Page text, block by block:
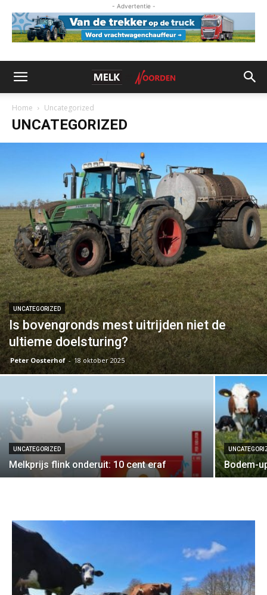
- Advertentie -
Home Uncategorized
UNCATEGORIZED
UNCATEGORIZED
Is bovengronds mest uitrijden niet de
ultieme doelsturing?
Peter Oosterhof - 18 oktober 2025
UNCATEGORIZED
Melkprijs flink onderuit: 10 cent eraf Bodem-